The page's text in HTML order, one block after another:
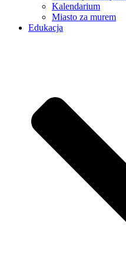
Kalendarium
Miasto za murem
Edukacja